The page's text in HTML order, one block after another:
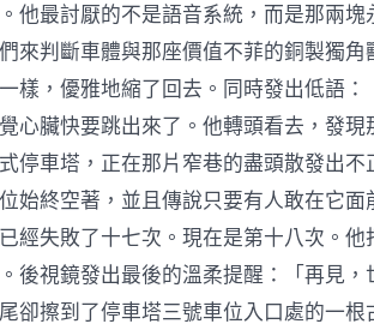
他最討厭的不是語音系統，而是那兩
來判斷車體與那座價值不菲的銅製獨
樣，優雅地縮了回去。同時發出低語
心臟快要跳出來了。他轉頭看去，發
停車塔，正在那片窄巷的盡頭散發出
始終空著，並且傳說只要有人敢在它
經失敗了十七次。現在是第十八次。
後視鏡發出最後的溫柔提醒：「再見
卻擦到了停車塔三號車位入口處的一